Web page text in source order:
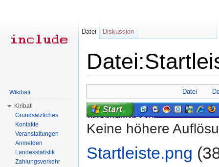
Datei
Keine höhere
Startleiste.png
Datei Diskussion
Wikibati
Kiribati
Grundsätzliches
Kontakte
Veranstaltungen
Anmelden
Landesstatistik
Zahlungsverkehr